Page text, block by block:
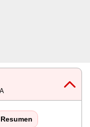
Resumen